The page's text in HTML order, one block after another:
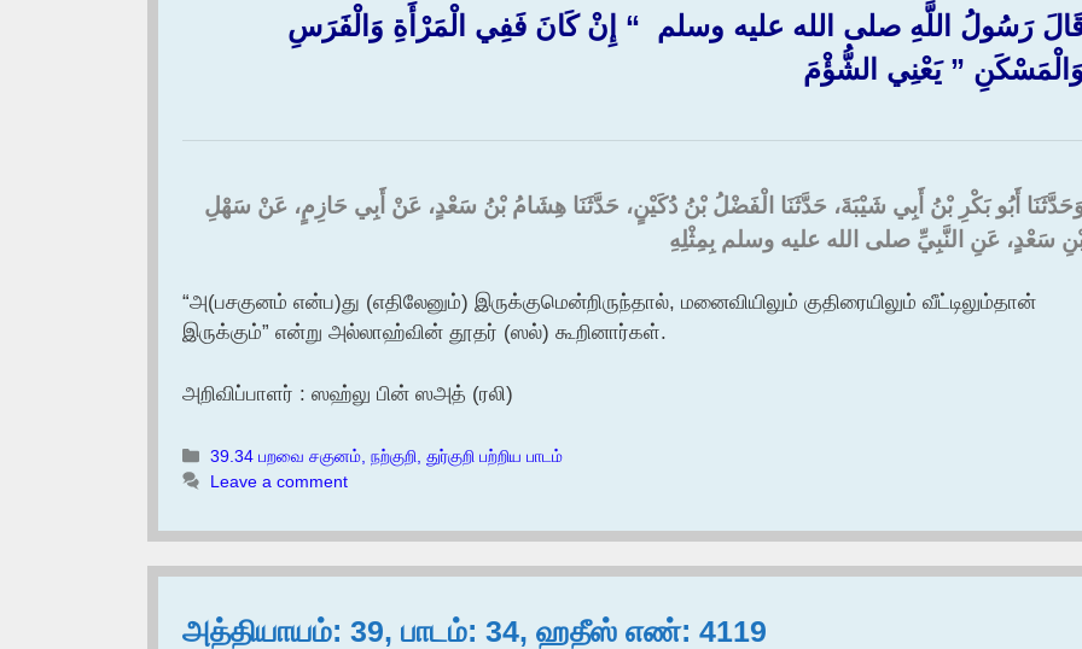
رَسُولُ اللَّهِ صلى الله عليه وسلم ‏ “‏ إِنْ كَانَ فَفِي الْمَرْأَةِ وَالْفَرَسِ
‏” يَعْنِي الشُّؤْمَ
أَبُو بَكْرِ بْنُ أَبِي شَيْبَةَ، حَدَّثَنَا الْفَضْلُ بْنُ دُكَيْنٍ، حَدَّثَنَا هِشَامُ بْنُ سَعْدٍ، عَنْ أَبِي حَازِمٍ، عَنْ سَهْلِ
سَعْدٍ، عَنِ النَّبِيِّ صلى الله عليه وسلم بِمِثْلِهِ
“அ(பசகுனம் என்ப)து (எதிலேனும்) இருக்குமென்றிருந்தால், மனைவியிலும் குதிரையிலும் வீட்டிலும்தான்
இருக்கும்” என்று அல்லாஹ்வின் தூதர் (ஸல்) கூறினார்கள்.
அறிவிப்பாளர் : ஸஹ்லு பின் ஸஅத் (ரலி)
Categories
39.34 பறவை சகுனம், நற்குறி, துர்குறி பற்றிய பாடம்
Leave a comment
அத்தியாயம்: 39, பாடம்: 34, ஹதீஸ் எண்: 4119